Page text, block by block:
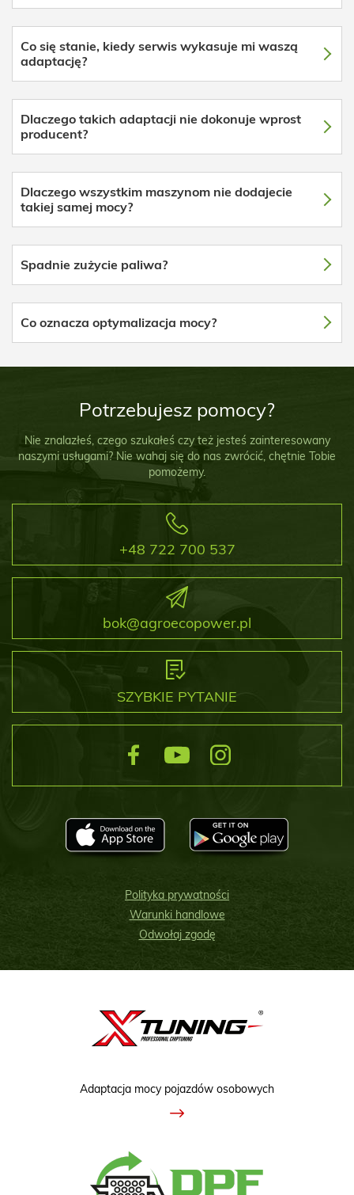
Co się stanie, kiedy serwis wykasuje mi waszą
adaptację?
Dlaczego takich adaptacji nie dokonuje wprost
producent?
Dlaczego wszystkim maszynom nie dodajecie
takiej samej mocy?
Spadnie zużycie paliwa?
Co oznacza optymalizacja mocy?
Potrzebujesz pomocy?
Nie znalazłeś, czego szukałeś czy też jesteś zainteresowany
naszymi usługami? Nie wahaj się do nas zwrócić, chętnie Tobie
pomożemy.
+48 722 700 537
bok@agroecopower.pl
SZYBKIE PYTANIE
Polityka prywatności
Warunki handlowe
Odwołaj zgodę
Adaptacja mocy pojazdów osobowych